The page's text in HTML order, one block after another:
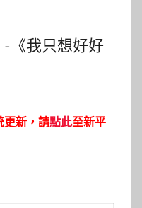
-《我只想好好
更新，請點此至新平